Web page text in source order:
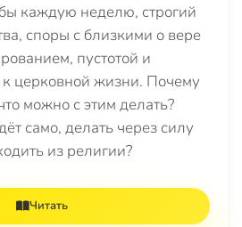
каждую неделю, строгий
споры с близкими о вере
пустотой и
к церковной жизни. Почему
можно с этим делать?
само, делать через силу
из религии?
Читать